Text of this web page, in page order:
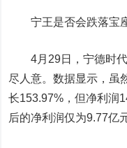
宁王是否会跌落宝
4月29日，宁德时代
尽人意。数据显示，虽
长153.97%，但净利润
后的净利润仅为9.77亿